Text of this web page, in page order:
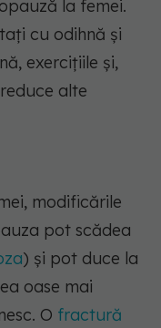
la femei.
cu odihnă și
exercițiile și,
alte
modificările
pot scădea
) și pot duce la
oase mai
O fractură